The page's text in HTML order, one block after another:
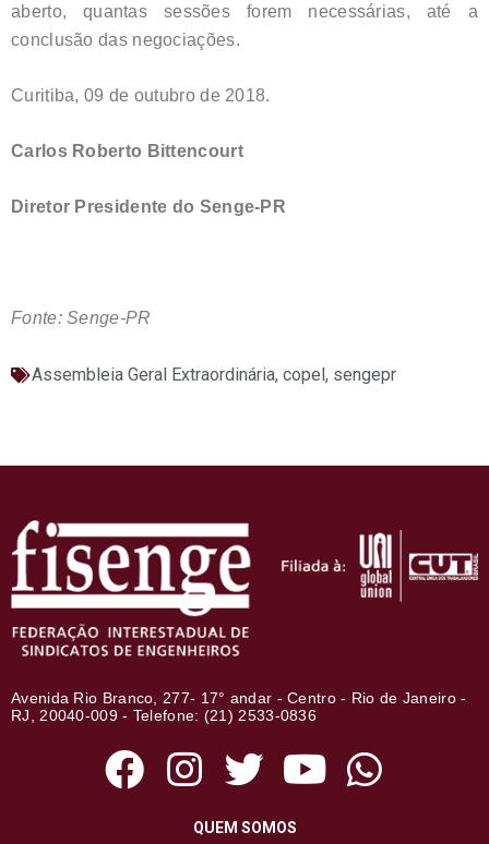
aberto, quantas sessões forem necessárias, até a
conclusão das negociações.
Curitiba, 09 de outubro de 2018.
Carlos Roberto Bittencourt
Diretor Presidente do Senge-PR
Fonte: Senge-PR
Assembleia Geral Extraordinária, copel, sengepr
Avenida Rio Branco, 277- 17° andar - Centro - Rio de Janeiro -
RJ, 20040-009 - Telefone: (21) 2533-0836
QUEM SOMOS